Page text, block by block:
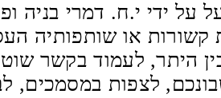
ידי י.ח. דמרי בניה
התעשיה נתיבות, ת.ד. 71, מיקוד 87761, וחברות קשורות או
היתר, לעמוד בקשר
לצפות במסמכים,